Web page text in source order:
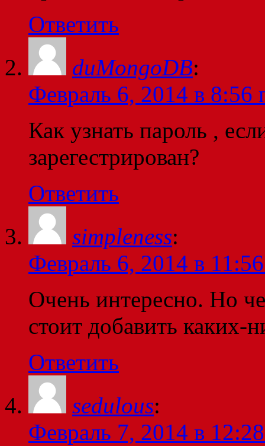
Ответить
duMongoDB:
Февраль 6, 2014 в 8:56
Как узнать пароль ,
зарегестрирован?
Ответить
simpleness:
Февраль 6, 2014 в
Очень интересно. Но
стоит добавить каких-
Ответить
sedulous:
Февраль 7, 2014 в